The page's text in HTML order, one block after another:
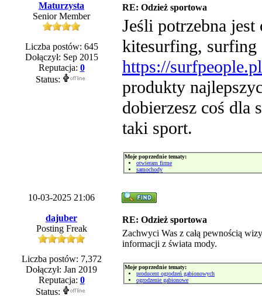
Maturzysta
Senior Member
Liczba postów: 645
Dołączył: Sep 2015
Reputacja: 0
Status:
RE: Odzież sportowa
Jeśli potrzebna
kitesurfing,
https://
produkty
dobierzesz coś dla
taki sport.
Moje poprzednie tematy:
otwieram firme
samochody
10-03-2025 21:06
dajuber
Posting Freak
Liczba postów: 7,372
Dołączył: Jan 2019
Reputacja: 0
Status:
RE: Odzież sportowa
Zachwyci Was z całą pewnością
informacji z świata mody.
Moje poprzednie tematy:
producent ogrodzeń gabionowych
ogrodzenie gabionowe